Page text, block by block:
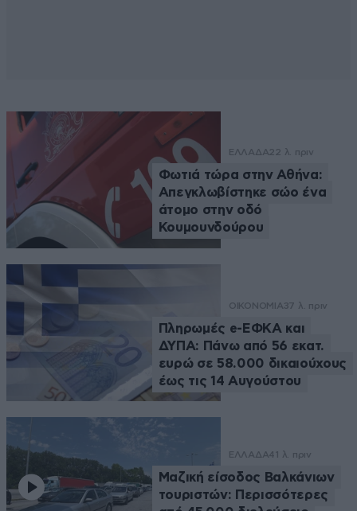
ΕΛΛΑΔΑ22 λ. πριν
Φωτιά τώρα στην Αθήνα:
Απεγκλωβίστηκε σώο ένα
άτομο στην οδό
Κουμουνδούρου
ΟΙΚΟΝΟΜΙΑ37 λ. πριν
Πληρωμές e-ΕΦΚΑ και
ΔΥΠΑ: Πάνω από 56 εκατ.
ευρώ σε 58.000 δικαιούχους
έως τις 14 Αυγούστου
ΕΛΛΑΔΑ41 λ. πριν
Μαζική είσοδος Βαλκάνιων
τουριστών: Περισσότερες